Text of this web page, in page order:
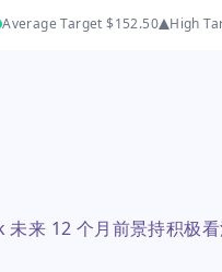
Average Target$152.50 High
来 12 个月前景持积极